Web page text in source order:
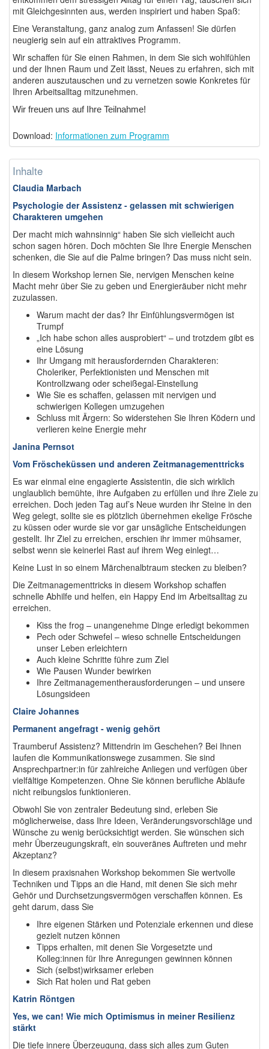
mit Gleichgesinnten aus, werden inspiriert und haben Spaß:
Eine Veranstaltung, ganz analog zum Anfassen! Sie dürfen
neugierig sein auf ein attraktives Programm.
Wir schaffen für Sie einen Rahmen, in dem Sie sich wohlfühlen
und der Ihnen Raum und Zeit lässt, Neues zu erfahren, sich mit
anderen auszutauschen und zu vernetzen sowie Konkretes für
Ihren Arbeitsalltag mitzunehmen.
Wir freuen uns auf Ihre Teilnahme!
Download: Informationen zum Programm
Inhalte
Claudia Marbach
Psychologie der Assistenz - gelassen mit schwierigen
Charakteren umgehen
Der macht mich wahnsinnig“ haben Sie sich vielleicht auch
schon sagen hören. Doch möchten Sie Ihre Energie Menschen
schenken, die Sie auf die Palme bringen? Das muss nicht sein.
In diesem Workshop lernen Sie, nervigen Menschen keine
Macht mehr über Sie zu geben und Energieräuber nicht mehr
zuzulassen.
Warum macht der das? Ihr Einfühlungsvermögen ist
Trumpf
„Ich habe schon alles ausprobiert“ – und trotzdem gibt es
eine Lösung
Ihr Umgang mit herausfordernden Charakteren:
Choleriker, Perfektionisten und Menschen mit
Kontrollzwang oder scheißegal-Einstellung
Wie Sie es schaffen, gelassen mit nervigen und
schwierigen Kollegen umzugehen
Schluss mit Ärgern: So widerstehen Sie Ihren Ködern und
verlieren keine Energie mehr
Janina Pernsot
Vom Fröscheküssen und anderen Zeitmanagementtricks
Es war einmal eine engagierte Assistentin, die sich wirklich
unglaublich bemühte, ihre Aufgaben zu erfüllen und ihre Ziele zu
erreichen. Doch jeden Tag auf’s Neue wurden ihr Steine in den
Weg gelegt, sollte sie es plötzlich übernehmen ekelige Frösche
zu küssen oder wurde sie vor gar unsägliche Entscheidungen
gestellt. Ihr Ziel zu erreichen, erschien ihr immer mühsamer,
selbst wenn sie keinerlei Rast auf ihrem Weg einlegt…
Keine Lust in so einem Märchenalbtraum stecken zu bleiben?
Die Zeitmanagementtricks in diesem Workshop schaffen
schnelle Abhilfe und helfen, ein Happy End im Arbeitsalltag zu
erreichen.
Kiss the frog – unangenehme Dinge erledigt bekommen
Pech oder Schwefel – wieso schnelle Entscheidungen
unser Leben erleichtern
Auch kleine Schritte führe zum Ziel
Wie Pausen Wunder bewirken
Ihre Zeitmanagementherausforderun­gen – und unsere
Lösungsideen
Claire Johannes
Permanent angefragt - wenig gehört
Traumberuf Assistenz? Mittendrin im Geschehen? Bei Ihnen
laufen die Kommunikationswege zusammen. Sie sind
Ansprechpartner:in für zahlreiche Anliegen und verfügen über
vielfältige Kompetenzen. Ohne Sie können berufliche Abläufe
nicht reibungslos funktionieren.
Obwohl Sie von zentraler Bedeutung sind, erleben Sie
möglicherweise, dass Ihre Ideen, Veränderungsvorschläge und
Wünsche zu wenig berücksichtigt werden. Sie wünschen sich
mehr Überzeugungskraft, ein souveränes Auftreten und mehr
Akzeptanz?
In diesem praxisnahen Workshop bekommen Sie wertvolle
Techniken und Tipps an die Hand, mit denen Sie sich mehr
Gehör und Durchsetzungsvermögen verschaffen können. Es
geht darum, dass Sie
Ihre eigenen Stärken und Potenziale erkennen und diese
gezielt nutzen können
Tipps erhalten, mit denen Sie Vorgesetzte und
Kolleg:innen für Ihre Anregungen gewinnen können
Sich (selbst)wirksamer erleben
Sich Rat holen und Rat geben
Katrin Röntgen
Yes, we can! Wie mich Optimismus in meiner Resilienz
stärkt
Die tiefe innere Überzeugung, dass sich alles zum Guten